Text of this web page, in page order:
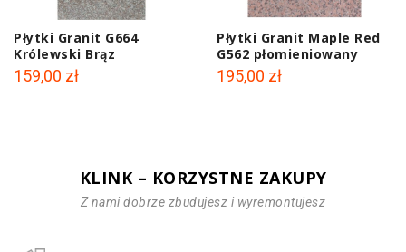
Płytki Granit G664
Królewski Brąz
płomieniowany
61x30,5x1,2 cm
159,00 zł
Płytki Granit Maple Red
G562 płomieniowany
60x40x2 cm
195,00 zł
KLINK – KORZYSTNE ZAKUPY
Z nami dobrze zbudujesz i wyremontujesz